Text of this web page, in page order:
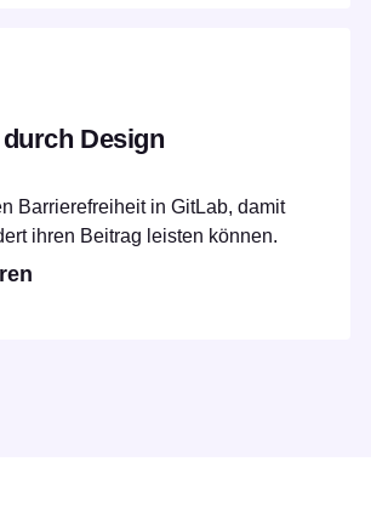
Design
Barrierefreiheit in GitLab, damit
ihren Beitrag leisten können.